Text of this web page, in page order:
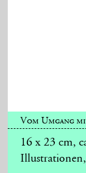
Vom Umgang
16 x 23 cm,